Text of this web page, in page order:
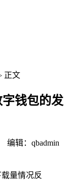
正文
钱包的发
编辑：qbadmin
量情况反